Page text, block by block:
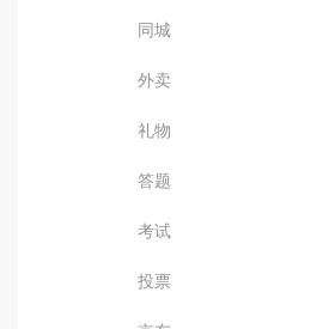
同城
外卖
礼物
答题
考试
投票